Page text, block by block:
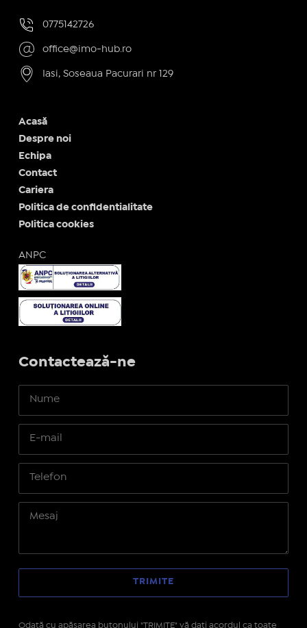
0775142726
office@imo-hub.ro
Iasi, Soseaua Pacurari nr 129
Acasă
Despre noi
Echipa
Contact
Cariera
Politica de confidentialitate
Politica cookies
ANPC
Contactează-ne
Odată cu apăsarea butonului "TRIMITE" vă daţi acordul ca toate